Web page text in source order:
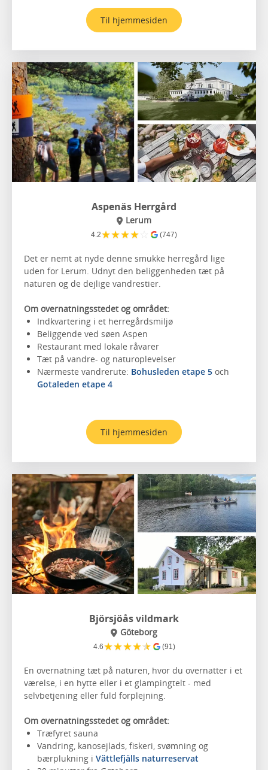
Til hjemmesiden
Aspenäs Herrgård
Lerum
4.2★★★★☆ (747)
Det er nemt at nyde denne smukke herregård lige
uden for Lerum. Udnyt den beliggenheden tæt på
naturen og de dejlige vandrestier.
Om overnatningsstedet og området:
Indkvartering i et herregårdsmiljø
Beliggende ved søen Aspen
Restaurant med lokale råvarer
Tæt på vandre- og naturoplevelser
Nærmeste vandrerute: Bohusleden etape 5 och
Gotaleden etape 4
Til hjemmesiden
Björsjöås vildmark
Göteborg
4.6★★★★★ (91)
En overnatning tæt på naturen, hvor du overnatter i et
værelse, i en hytte eller i et glampingtelt - med
selvbetjening eller fuld forplejning.
Om overnatningsstedet og området:
Træfyret sauna
Vandring, kanosejlads, fiskeri, svømning og
bærplukning i Vättlefjälls naturreservat